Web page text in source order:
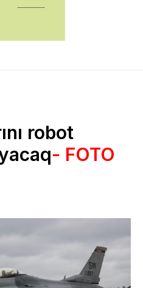
robot
- FOTO